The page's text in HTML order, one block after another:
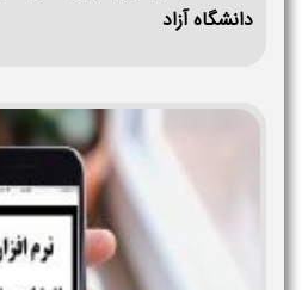
دانشگاه آزاد